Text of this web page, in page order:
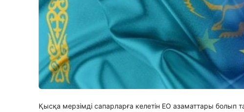
Қысқа мерзімді сапарларға келетін ЕО азаматтары болып